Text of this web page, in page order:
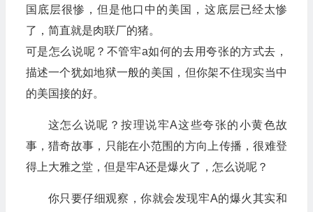
国底层很惨，但是他口中的美国，这底层已经太惨
了，简直就是肉联厂的猪。
可是怎么说呢？不管牢a如何的去用夸张的方式去，
描述一个犹如地狱一般的美国，但你架不住现实当中
的美国接的好。
这怎么说呢？按理说牢A这些夸张的小黄色故
事，猎奇故事，只能在小范围的方向上传播，很难登
得上大雅之堂，但是牢A还是爆火了，怎么说呢？
你只要仔细观察，你就会发现牢A的爆火其实和